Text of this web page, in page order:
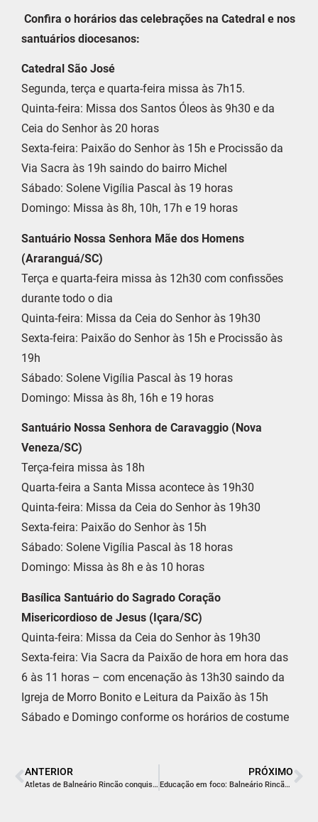
Confira o horários das celebrações na Catedral e nos
santuários diocesanos:
Catedral São José
Segunda, terça e quarta-feira missa às 7h15.
Quinta-feira: Missa dos Santos Óleos às 9h30 e da
Ceia do Senhor às 20 horas
Sexta-feira: Paixão do Senhor às 15h e Procissão da
Via Sacra às 19h saindo do bairro Michel
Sábado: Solene Vigília Pascal às 19 horas
Domingo: Missa às 8h, 10h, 17h e 19 horas
Santuário Nossa Senhora Mãe dos Homens
(Araranguá/SC)
Terça e quarta-feira missa às 12h30 com confissões
durante todo o dia
Quinta-feira: Missa da Ceia do Senhor às 19h30
Sexta-feira: Paixão do Senhor às 15h e Procissão às
19h
Sábado: Solene Vigília Pascal às 19 horas
Domingo: Missa às 8h, 16h e 19 horas
Santuário Nossa Senhora de Caravaggio (Nova
Veneza/SC)
Terça-feira missa às 18h
Quarta-feira a Santa Missa acontece às 19h30
Quinta-feira: Missa da Ceia do Senhor às 19h30
Sexta-feira: Paixão do Senhor às 15h
Sábado: Solene Vigília Pascal às 18 horas
Domingo: Missa às 8h e às 10 horas
Basílica Santuário do Sagrado Coração
Misericordioso de Jesus (Içara/SC)
Quinta-feira: Missa da Ceia do Senhor às 19h30
Sexta-feira: Via Sacra da Paixão de hora em hora das
6 às 11 horas – com encenação às 13h30 saindo da
Igreja de Morro Bonito e Leitura da Paixão às 15h
Sábado e Domingo conforme os horários de costume
ANTERIOR
Atletas de Balneário Rincão conquistam sete medalhas no Campeonato Brasileiro de Karatê
PRÓXIMO
Educação em foco: Balneário Rincão retoma obra de escola parada há 10 anos na Zona Sul